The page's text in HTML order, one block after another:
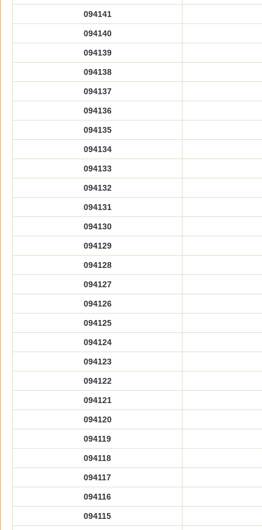
094141
094140
094139
094138
094137
094136
094135
094134
094133
094132
094131
094130
094129
094128
094127
094126
094125
094124
094123
094122
094121
094120
094119
094118
094117
094116
094115